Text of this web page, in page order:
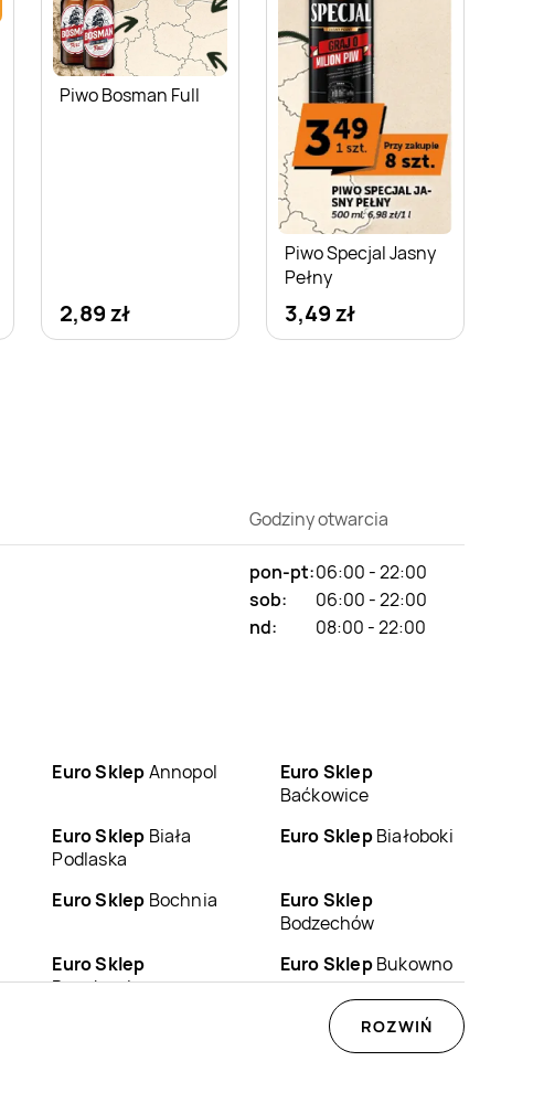
Piwo Bosman Full
2,89 zł
Piwo Specjal Jasny
Pełny
3,49 zł
Godziny otwarcia
pon-pt:06:00 - 22:00
sob:
06:00 - 22:00
nd:
08:00 - 22:00
Euro SklepAnnopol
Euro Sklep
Baćkowice
Euro Sklep Biała
Podlaska
Euro SklepBiałoboki
Euro Sklep Bochnia
Euro Sklep
Bodzechów
Euro Sklep
Buczkowice
Euro SklepBukowno
Euro SklepChełm
ROZWIŃ